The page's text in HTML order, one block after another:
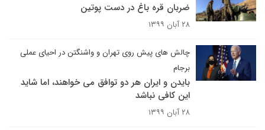
ضربان قره باغ در دست پوتین
۲۸ آبان ۱۳۹۹
چالش های پیش روی تهران و واشنگتن در احیای عملی
برجام
بایدن و ایران هر دو توافق می خواهند، اما شاید
این کافی نباشد
۲۸ آبان ۱۳۹۹